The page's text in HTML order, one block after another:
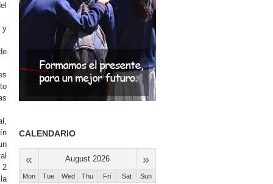
y
2
CALENDARIO
« August 2026 »
Mon Tue Wed Thu Fri Sat Sun